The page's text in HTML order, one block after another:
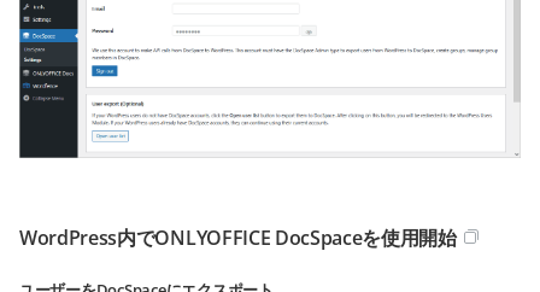
WordPress内でONLYOFFICE DocSpaceを使用開始